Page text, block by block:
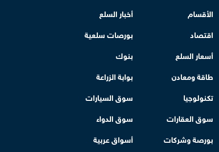
الأقسام
أخبار السلع
اقتصاد
بورصات سلعية
أسعار السلع
بنوك
طاقة ومعادن
بوابة الزراعة
تكنولوجيا
سوق السيارات
سوق العقارات
سوق الدواء
بورصة وشركات
أسواق عربية